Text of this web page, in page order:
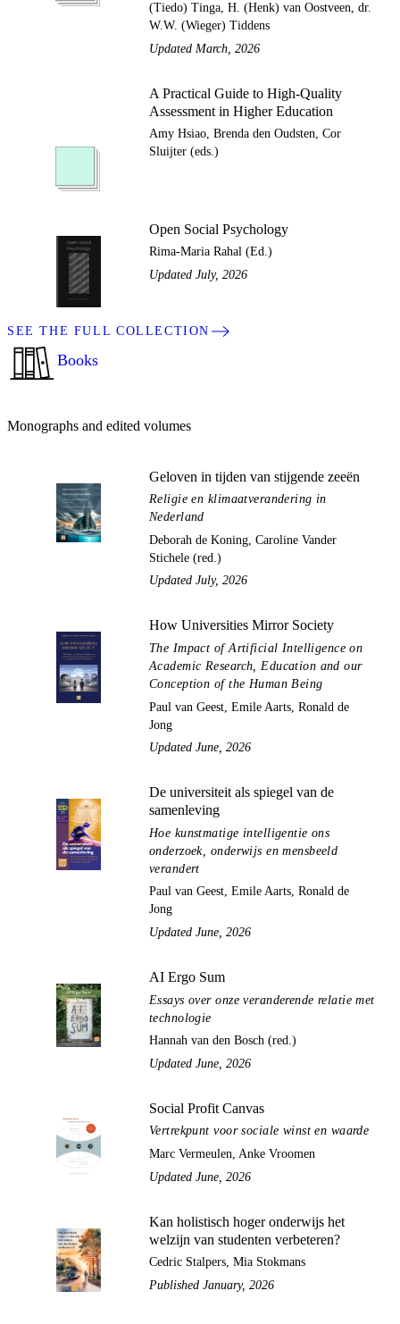
(Tiedo) Tinga, H. (Henk) van Oostveen, dr.
W.W. (Wieger) Tiddens
Updated March, 2026
A Practical Guide to High-Quality
Assessment in Higher Education
Amy Hsiao, Brenda den Oudsten, Cor
Sluijter (eds.)
Open Social Psychology
Rima-Maria Rahal (Ed.)
Updated July, 2026
SEE THE FULL COLLECTION
Books
Monographs and edited volumes
Geloven in tijden van stijgende zeeën
Religie en klimaatverandering in
Nederland
Deborah de Koning, Caroline Vander
Stichele (red.)
Updated July, 2026
How Universities Mirror Society
The Impact of Artificial Intelligence on
Academic Research, Education and our
Conception of the Human Being
Paul van Geest, Emile Aarts, Ronald de
Jong
Updated June, 2026
De universiteit als spiegel van de
samenleving
Hoe kunstmatige intelligentie ons
onderzoek, onderwijs en mensbeeld
verandert
Paul van Geest, Emile Aarts, Ronald de
Jong
Updated June, 2026
AI Ergo Sum
Essays over onze veranderende relatie met
technologie
Hannah van den Bosch (red.)
Updated June, 2026
Social Profit Canvas
Vertrekpunt voor sociale winst en waarde
Marc Vermeulen, Anke Vroomen
Updated June, 2026
Kan holistisch hoger onderwijs het
welzijn van studenten verbeteren?
Cedric Stalpers, Mia Stokmans
Published January, 2026